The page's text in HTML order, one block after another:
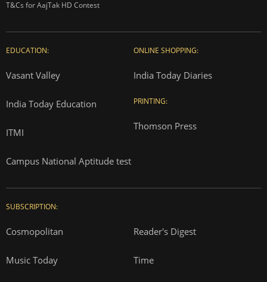
T&Cs for AajTak HD Contest
EDUCATION:
Vasant Valley
India Today Education
ITMI
Campus National Aptitude test
ONLINE SHOPPING:
India Today Diaries
PRINTING:
Thomson Press
SUBSCRIPTION:
Cosmopolitan Reader's Digest
Music Today Time